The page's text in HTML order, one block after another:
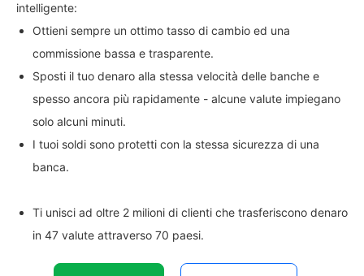
intelligente:
Ottieni sempre un ottimo tasso di cambio ed una
commissione bassa e trasparente.
Sposti il tuo denaro alla stessa velocità delle banche e
spesso ancora più rapidamente - alcune valute impiegano
solo alcuni minuti.
I tuoi soldi sono protetti con la stessa sicurezza di una
banca.
Ti unisci ad oltre 2 milioni di clienti che trasferiscono denaro
in 47 valute attraverso 70 paesi.